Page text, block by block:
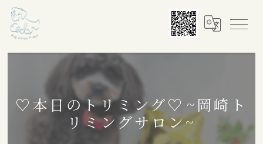
♡本日のトリミング♡⁠~岡崎ト
リミングサロン~